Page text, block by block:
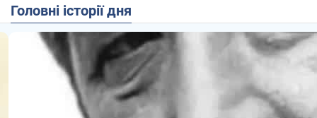
Головні історії дня